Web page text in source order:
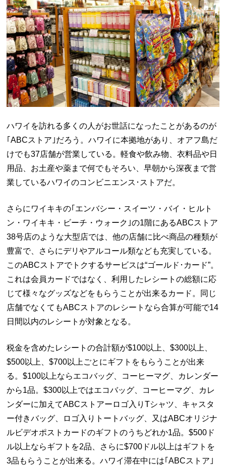
ハワイを訪れる多くの人がお世話になったことがあるのが
｢ABCストア｣だろう。ハワイに本拠地があり、オアフ島だ
けでも37店舗が営業している。軽食や飲み物、衣料品や日
用品、お土産や薬まで何でもそろい、早朝から深夜まで営
業しているハワイのコンビニエンス･ストアだ。
さらにワイキキの｢エンバシー・スイーツ・バイ・ヒルト
ン・ワイキキ・ビーチ・ウォーク｣の1階にあるABCストア
38号店のような大型店では、他の店舗に比べ商品の種類が
豊富で、さらにデリやアルコール類なども充実している。
このABCストアでトクするサービスは“ゴールド･カード”。
これは会員カードではなく、利用したレシートの総額に応
じて様々なグッズなどをもらうことが出来るカード。同じ
店舗でなくてもABCストアのレシートなら合算が可能で14
日間以内のレシートが対象となる。
税金を含めたレシートの合計額が$100以上、$300以上、
$500以上、$700以上ごとにギフトをもらうことが出来
る。$100以上ならエコバッグ、コーヒーマグ、カレンダー
から1品。$300以上ではエコバッグ、コーヒーマグ、カレ
ンダーに加えてABCストアーロゴ入りTシャツ、キャスタ
ー付きバッグ、ロゴ入りトートバッグ、又はABCオリジナ
ルビデオポストカードのギフトのうちどれか1品。$500ド
ル以上ならギフトを2品、さらに$700ドル以上はギフトを
3品もらうことが出来る。ハワイ滞在中には｢ABCストア｣